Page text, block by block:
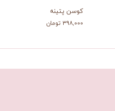
کوسن پتینه
۳۹۸,۰۰۰ تومان